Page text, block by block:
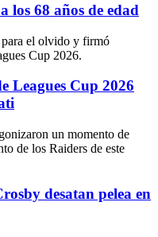
los 68 años de edad
Leagues Cup 2026
desatan pelea en